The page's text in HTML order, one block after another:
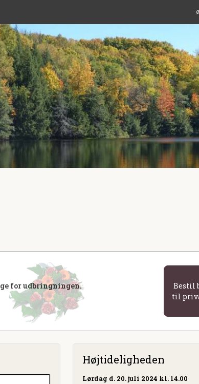
for udbringningen.
Bestil
til
Højtideligheden
Lørdag d. 20. juli 2024 kl. 14.00